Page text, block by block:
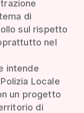
di
sul rispetto
nel
intende
Locale
un progetto
di